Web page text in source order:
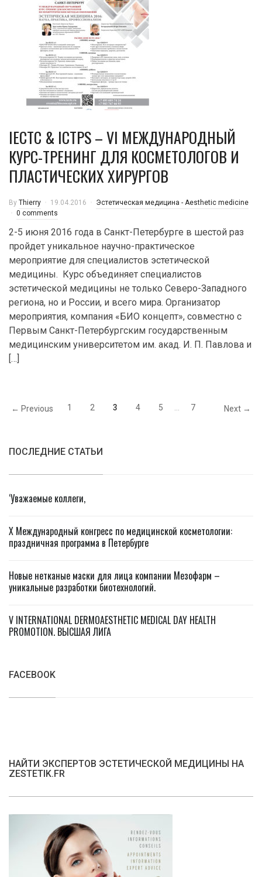
IECTC & ICTPS – VI МЕЖДУНАРОДНЫЙ
КУРС-ТРЕНИНГ ДЛЯ КОСМЕТОЛОГОВ И
ПЛАСТИЧЕСКИХ ХИРУРГОВ
By Thierry 19.04.2016
Эстетическая медицина - Aesthetic medicine
0 comments
2-5 июня 2016 года в Санкт-Петербурге в шестой раз
пройдет уникальное научно-практическое
мероприятие для специалистов эстетической
медицины. Курс объединяет специалистов
эстетической медицины не только Северо-Западного
региона, но и России, и всего мира. Организатор
мероприятия, компания «БИО концепт», совместно с
Первым Санкт-Петербургским государственным
медицинским университетом им. акад. И. П. Павлова и
[…]
← Previous 1 2 3 4 5 … 7 Next →
ПОСЛЕДНИЕ СТАТЬИ
‘Уважаемые коллеги,
X Международный конгресс по медицинской косметологии:
праздничная программа в Петербурге
Новые нетканые маски для лица компании Мезофарм –
уникальные разработки биотехнологий.
V INTERNATIONAL DERMOAESTHETIC MEDICAL DAY HEALTH
PROMOTION. ВЫСШАЯ ЛИГА
FACEBOOK
НАЙТИ ЭКСПЕРТОВ ЭСТЕТИЧЕСКОЙ МЕДИЦИНЫ НА
ZESTETIK.FR